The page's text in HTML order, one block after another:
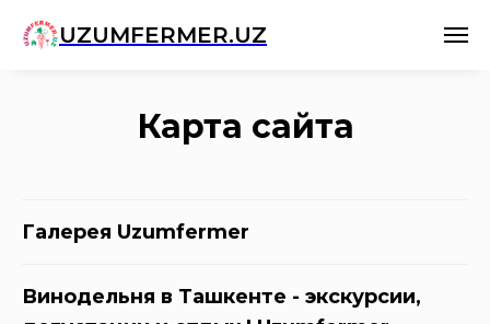
UZUMFERMER.UZ
Карта сайта
Галерея Uzumfermer
Винодельня в Ташкенте - экскурсии,